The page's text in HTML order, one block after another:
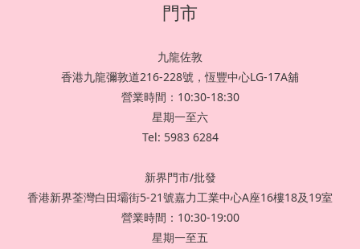
門市
九龍佐敦
香港九龍彌敦道216-228號，恆豐中心LG-17A舖
營業時間：10:30-18:30
星期一至六
Tel: 5983 6284
新界門市/批發
香港新界荃灣白田壩街5-21號嘉力工業中心A座16樓18及19室
營業時間：10:30-19:00
星期一至五